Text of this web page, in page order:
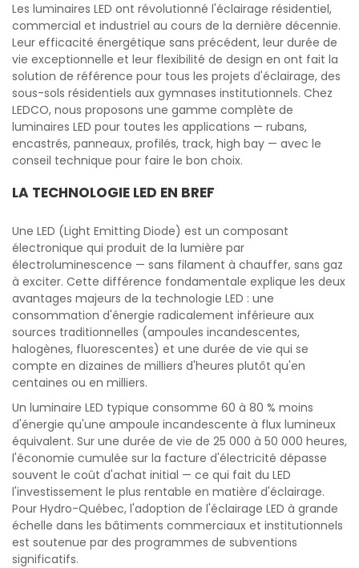
Les luminaires LED ont révolutionné l'éclairage résidentiel,
commercial et industriel au cours de la dernière décennie.
Leur efficacité énergétique sans précédent, leur durée de
vie exceptionnelle et leur flexibilité de design en ont fait la
solution de référence pour tous les projets d'éclairage, des
sous-sols résidentiels aux gymnases institutionnels. Chez
LEDCO, nous proposons une gamme complète de
luminaires LED pour toutes les applications — rubans,
encastrés, panneaux, profilés, track, high bay — avec le
conseil technique pour faire le bon choix.
LA TECHNOLOGIE LED EN BREF
Une LED (Light Emitting Diode) est un composant
électronique qui produit de la lumière par
électroluminescence — sans filament à chauffer, sans gaz
à exciter. Cette différence fondamentale explique les deux
avantages majeurs de la technologie LED : une
consommation d'énergie radicalement inférieure aux
sources traditionnelles (ampoules incandescentes,
halogènes, fluorescentes) et une durée de vie qui se
compte en dizaines de milliers d'heures plutôt qu'en
centaines ou en milliers.
Un luminaire LED typique consomme 60 à 80 % moins
d'énergie qu'une ampoule incandescente à flux lumineux
équivalent. Sur une durée de vie de 25 000 à 50 000 heures,
l'économie cumulée sur la facture d'électricité dépasse
souvent le coût d'achat initial — ce qui fait du LED
l'investissement le plus rentable en matière d'éclairage.
Pour Hydro-Québec, l'adoption de l'éclairage LED à grande
échelle dans les bâtiments commerciaux et institutionnels
est soutenue par des programmes de subventions
significatifs.